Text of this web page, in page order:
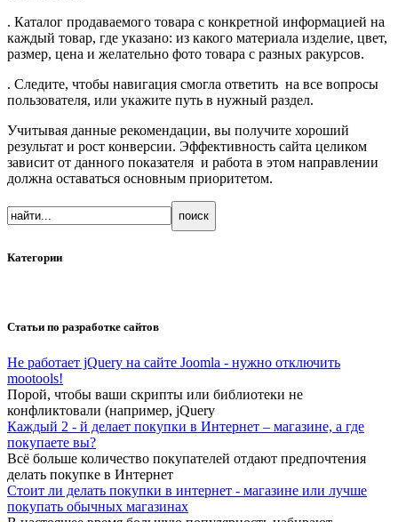
. Каталог продаваемого товара с конкретной информацией на
каждый товар, где указано: из какого материала изделие, цвет,
размер, цена и желательно фото товара с разных ракурсов.
. Следите, чтобы навигация смогла ответить на все вопросы
пользователя, или укажите путь в нужный раздел.
Учитывая данные рекомендации, вы получите хороший
результат и рост конверсии. Эффективность сайта целиком
зависит от данного показателя и работа в этом направлении
должна оставаться основным приоритетом.
Категории
Статьи по разработке сайтов
Не работает jQuery на сайте Joomla - нужно отключить
mootools!
Порой, чтобы ваши скрипты или библиотеки не
конфликтовали (например, jQuery
Каждый 2 - й делает покупки в Интернет – магазине, а где
покупаете вы?
Всё больше количество покупателей отдают предпочтения
делать покупке в Интернет
Стоит ли делать покупки в интернет - магазине или лучше
покупать обычных магазинах